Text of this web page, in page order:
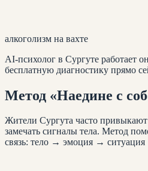
алкоголизм на вахте
AI-психолог в Сургуте работает
бесплатную диагностику прямо
Метод «Наедине с
Жители Сургута часто привыкают
замечать сигналы тела. Метод
связь: тело → эмоция →